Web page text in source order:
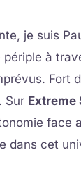
je suis
à
Sur Extreme
face
cet